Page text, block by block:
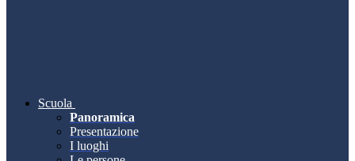
Scuola
Panoramica
Presentazione
I luoghi